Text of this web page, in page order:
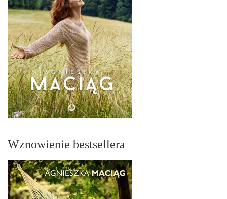
Wznowienie bestsellera